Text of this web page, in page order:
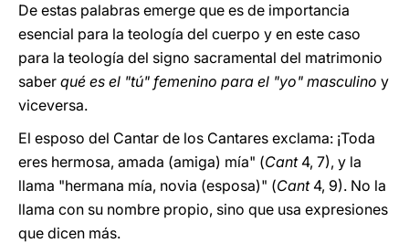
De estas palabras emerge que es de importancia
esencial para la teología del cuerpo y en este caso
para la teología del signo sacramental del matrimonio
saber qué es el "tú" femenino para el "yo" masculino y
viceversa.
El esposo del Cantar de los Cantares exclama: ¡Toda
eres hermosa, amada (amiga) mía" (Cant4, 7), y la
llama "hermana mía, novia (esposa)" (Cant4, 9). No la
llama con su nombre propio, sino que usa expresiones
que dicen más.